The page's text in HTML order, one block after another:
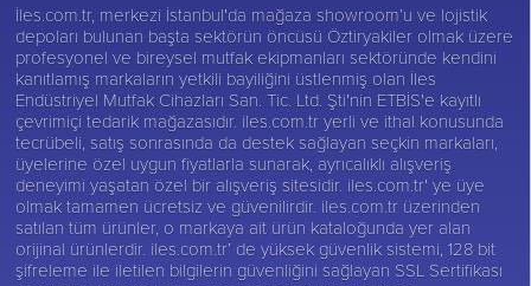
İles.com.tr, merkezi İstanbul'da mağaza showroom’u ve lojistik
depoları bulunan başta sektörün öncüsü Öztiryakiler olmak üzere
profesyonel ve bireysel mutfak ekipmanları sektöründe kendini
kanıtlamış markaların yetkili bayiliğini üstlenmiş olan İles
Endüstriyel Mutfak Cihazları San. Tic. Ltd. Şti'nin ETBİS'e kayıtlı
çevrimiçi tedarik mağazasıdır. iles.com.tr yerli ve ithal konusunda
tecrübeli, satış sonrasında da destek sağlayan seçkin markaları,
üyelerine özel uygun fiyatlarla sunarak, ayrıcalıklı alışveriş
deneyimi yaşatan özel bir alışveriş sitesidir. iles.com.tr' ye üye
olmak tamamen ücretsiz ve güvenilirdir. iles.com.tr üzerinden
satılan tüm ürünler, o markaya ait ürün kataloğunda yer alan
orijinal ürünlerdir. iles.com.tr’ de yüksek güvenlik sistemi, 128 bit
şifreleme ile iletilen bilgilerin güvenliğini sağlayan SSL Sertifikası